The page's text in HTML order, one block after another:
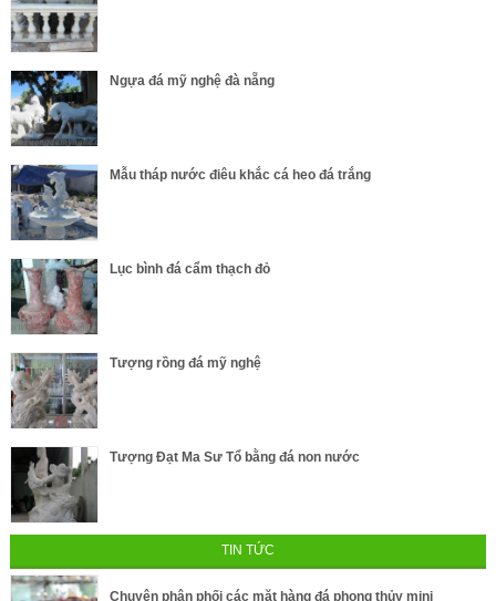
Ngựa đá mỹ nghệ đà nẵng
Mẫu tháp nước điêu khắc cá heo đá trắng
Lục bình đá cẩm thạch đỏ
Tượng rồng đá mỹ nghệ
Tượng Đạt Ma Sư Tổ bằng đá non nước
TIN TỨC
Chuyên phân phối các mặt hàng đá phong thủy mini